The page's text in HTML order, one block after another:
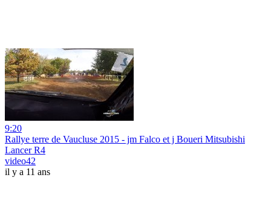
9:20
Rallye terre de Vaucluse 2015 - jm Falco et j Boueri Mitsubishi
Lancer R4
video42
il y a 11 ans